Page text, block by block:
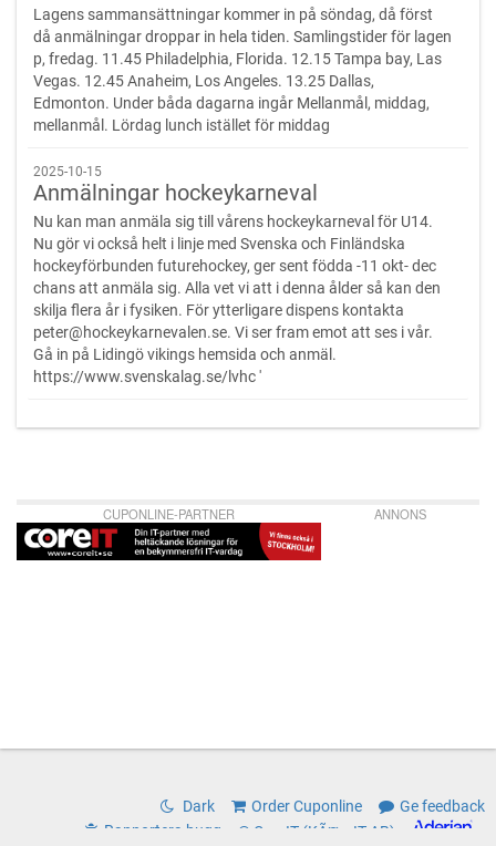
Lagens sammansättningar kommer in på söndag, då först
då anmälningar droppar in hela tiden. Samlingstider för lagen
p, fredag. 11.45 Philadelphia, Florida. 12.15 Tampa bay, Las
Vegas. 12.45 Anaheim, Los Angeles. 13.25 Dallas,
Edmonton. Under båda dagarna ingår Mellanmål, middag,
mellanmål. Lördag lunch istället för middag
2025-10-15
Anmälningar hockeykarneval
Nu kan man anmäla sig till vårens hockeykarneval för U14.
Nu gör vi också helt i linje med Svenska och Finländska
hockeyförbunden futurehockey, ger sent födda -11 okt- dec
chans att anmäla sig. Alla vet vi att i denna ålder så kan den
skilja flera år i fysiken. För ytterligare dispens kontakta
peter@hockeykarnevalen.se. Vi ser fram emot att ses i vår.
Gå in på Lidingö vikings hemsida och anmäl.
https://www.svenskalag.se/lvhc '
CUPONLINE-PARTNER ANNONS
Dark Order Cuponline
Ge feedback
Rapportera bugg
© CoreIT (KÃ¤rnIT AB)